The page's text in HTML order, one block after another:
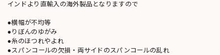
インドより直輸入の海外製品となりますので
●横幅が不均等
●りぼんのゆがみ
●糸のほつれやよれ
●スパンコールの欠損・両サイドのスパンコールの乱れ